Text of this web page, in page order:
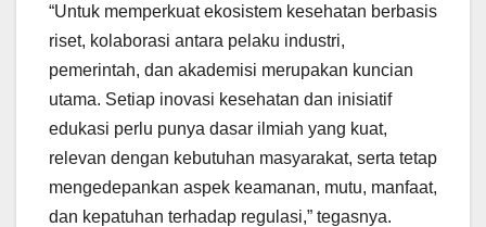
“Untuk memperkuat ekosistem kesehatan berbasis
riset, kolaborasi antara pelaku industri,
pemerintah, dan akademisi merupakan kuncian
utama. Setiap inovasi kesehatan dan inisiatif
edukasi perlu punya dasar ilmiah yang kuat,
relevan dengan kebutuhan masyarakat, serta tetap
mengedepankan aspek keamanan, mutu, manfaat,
dan kepatuhan terhadap regulasi,” tegasnya.